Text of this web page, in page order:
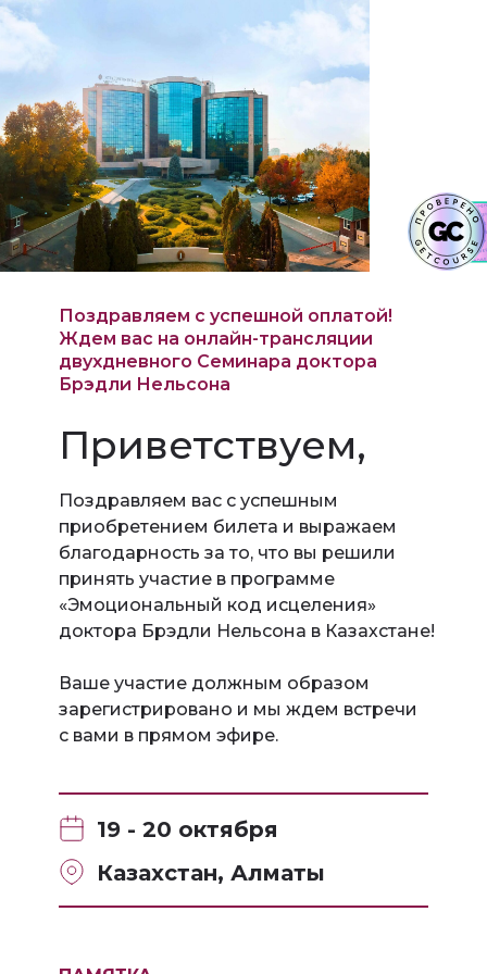
Приветствуем,
Поздравляем с успешной оплатой!
Ждем вас на онлайн-трансляции
двухдневного Семинара доктора
Брэдли Нельсона
19 - 20 октября
Казахстан, Алматы
Поздравляем вас с успешным
приобретением билета и выражаем
благодарность за то, что вы решили
принять участие в программе
«Эмоциональный код исцеления»
доктора Брэдли Нельсона в Казахстане!
Ваше участие должным образом
зарегистрировано и мы ждем встречи
с вами в прямом эфире.